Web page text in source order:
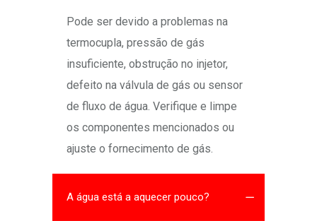
Pode ser devido a problemas na
termocupla, pressão de gás
insuficiente, obstrução no injetor,
defeito na válvula de gás ou sensor
de fluxo de água. Verifique e limpe
os componentes mencionados ou
ajuste o fornecimento de gás.
A água está a aquecer pouco?